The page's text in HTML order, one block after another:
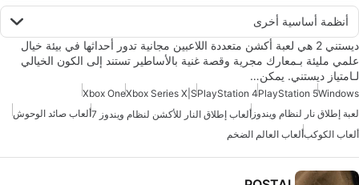
أنظمة أساسية أخرى
ديستني 2 هي لعبة أكشن متعددة اللاعبين مجانية تدور أحداثها في بيئة خيال
علمي مليئة بـمعارك مجرية وقصة غنية بالأساطير تستند إلى الكون الخيالي
لـامتياز ديستني. يمكن…
Windows
PlayStation 5
PlayStation 4
Xbox Series X|S
Xbox One
لعبة إطلاق نار لنظام ويندوز ألعاب إطلاق النار للأكشن لنظام ويندوز 7
ألعاب صائد الوحوش
ألعاب الكوكبألعاب العالم الضخم